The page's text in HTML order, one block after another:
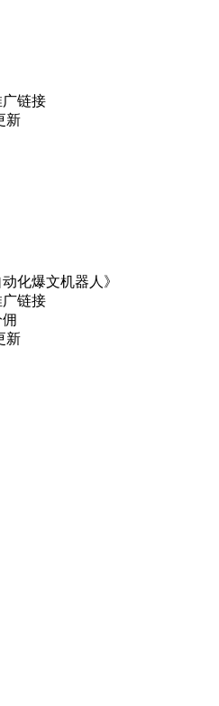
广链接
新
化爆文机器人》
广链接
新